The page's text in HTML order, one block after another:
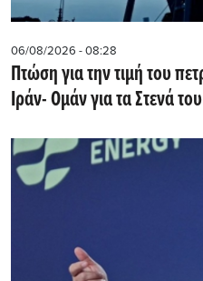
06/08/2026 - 08:28
Πτώση για την τιμή του
Ιράν- Ομάν για τα Στενά